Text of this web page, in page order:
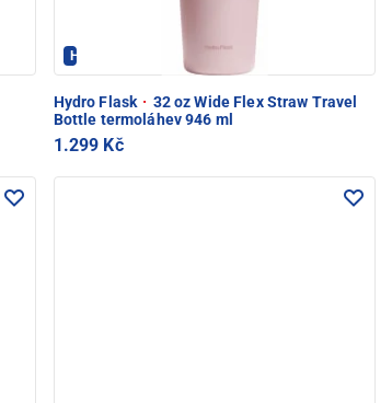
Hydroflask - PEC POD SNĚŽKOU
Hydro Flask · 32 oz Wide Flex Straw Travel
Bottle termoláhev 946 ml
1.299 Kč